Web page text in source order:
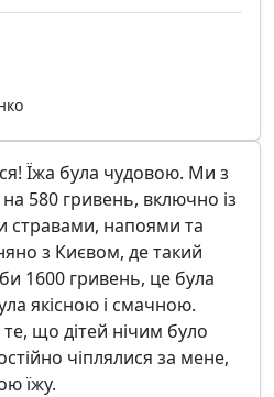
Їжа була чудовою. Ми з
580 гривень, включно із
стравами, напоями та
з Києвом, де такий
1600 гривень, це була
якісною і смачною.
що дітей нічим було
чіплялися за мене,
їжу.